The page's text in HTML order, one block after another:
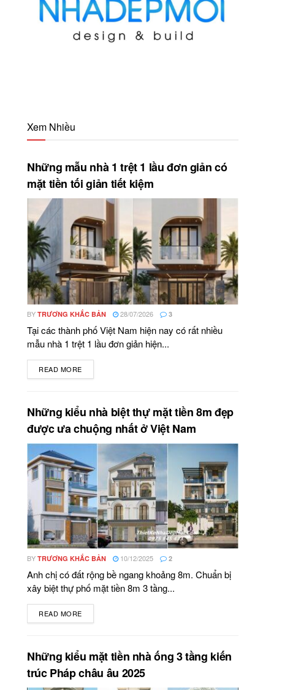
Xem Nhiều
Những mẫu nhà 1 trệt 1 lầu đơn giản có
mặt tiền tối giản tiết kiệm
BY TRƯƠNG KHẮC BẢN 28/07/2026 3
Tại các thành phố Việt Nam hiện nay có rất nhiều
mẫu nhà 1 trệt 1 lầu đơn giản hiện...
READ MORE
Những kiểu nhà biệt thự mặt tiền 8m đẹp
được ưa chuộng nhất ở Việt Nam
BY TRƯƠNG KHẮC BẢN 10/12/2025 2
Anh chị có đất rộng bề ngang khoảng 8m. Chuẩn bị
xây biệt thự phố mặt tiền 8m 3 tầng...
READ MORE
Những kiểu mặt tiền nhà ống 3 tầng kiến
trúc Pháp châu âu 2025